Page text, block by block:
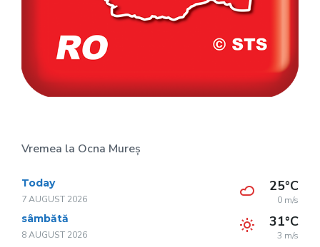
Vremea la Ocna Mureș
Today
7 AUGUST 2026
25°C
0 m/s
sâmbătă
8 AUGUST 2026
31°C
3 m/s